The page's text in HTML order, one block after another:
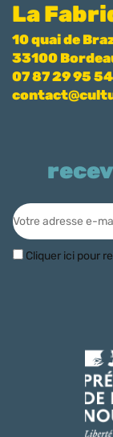
La
10 quai de
33100
07 87 29 95 54
Cliquer ici pour